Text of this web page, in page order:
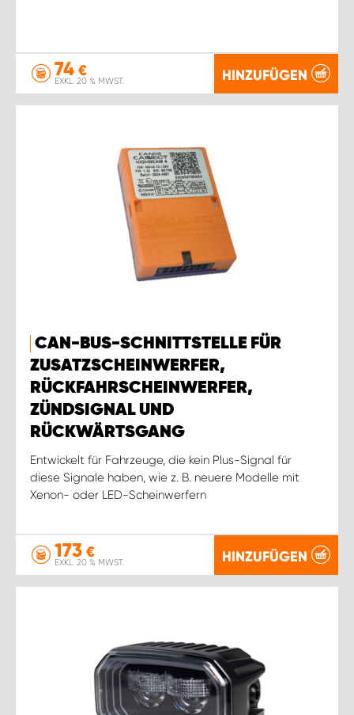
74 €
EXKL. 20 % MWST. HINZUFÜGEN
CAN-BUS-SCHNITTSTELLE FÜR
ZUSATZSCHEINWERFER,
RÜCKFAHRSCHEINWERFER,
ZÜNDSIGNAL UND
RÜCKWÄRTSGANG
Entwickelt für Fahrzeuge, die kein Plus-Signal für
diese Signale haben, wie z. B. neuere Modelle mit
Xenon- oder LED-Scheinwerfern
173 €
EXKL. 20 % MWST. HINZUFÜGEN